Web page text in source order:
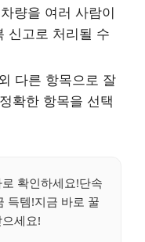
량을 여러 사람이
신고로 처리될 수
다른 항목으로 잘
확한 항목을 선택
확인하세요!단속
득템!지금 바로 꿀
세요!